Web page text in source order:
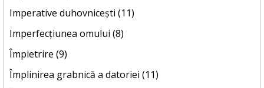
Imperative duhovnicești (11)
Imperfecțiunea omului (8)
Împietrire (9)
Împlinirea grabnică a datoriei (11)